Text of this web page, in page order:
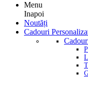
Menu
Inapoi
Noutăți
Cadouri